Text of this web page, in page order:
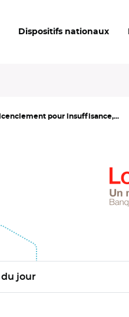
Dispositifs nationaux
pour insuffisance,...
jour